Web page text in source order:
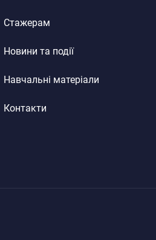
Стажерам
Новини та події
Навчальні матеріали
Контакти